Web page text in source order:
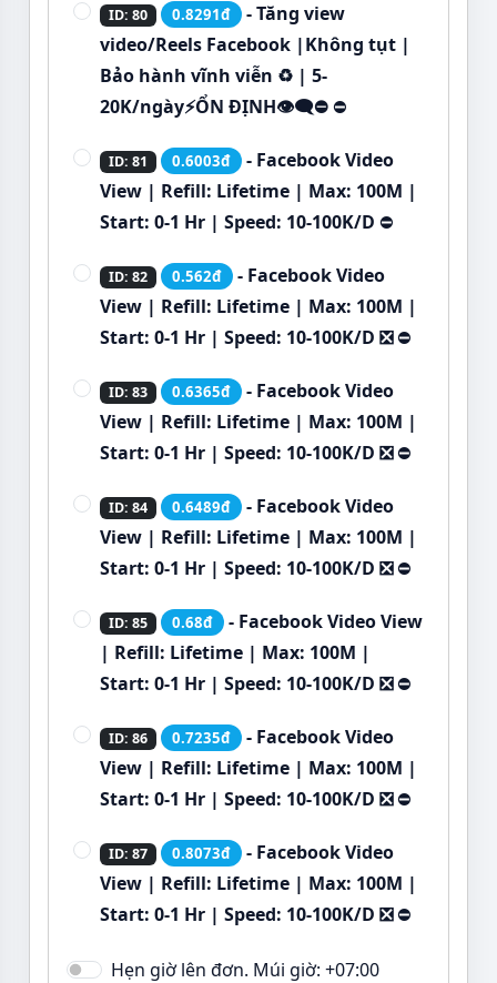
ID: 80 0.8291đ
- Tăng view
video/Reels Facebook |Không tụt |
Bảo hành vĩnh viễn ♻️ | 5-
20K/ngày⚡ỔN ĐỊNH👁‍🗨⛔⛔
ID: 81 0.6003đ
- Facebook Video
View | Refill: Lifetime | Max: 100M |
Start: 0-1 Hr | Speed: 10-100K/D ⛔
ID: 82 0.562đ
- Facebook Video
View | Refill: Lifetime | Max: 100M |
Start: 0-1 Hr | Speed: 10-100K/D ❎⛔
ID: 83 0.6365đ
- Facebook Video
View | Refill: Lifetime | Max: 100M |
Start: 0-1 Hr | Speed: 10-100K/D ❎⛔
ID: 84 0.6489đ
- Facebook Video
View | Refill: Lifetime | Max: 100M |
Start: 0-1 Hr | Speed: 10-100K/D ❎⛔
ID: 85 0.68đ
- Facebook Video View
| Refill: Lifetime | Max: 100M |
Start: 0-1 Hr | Speed: 10-100K/D ❎⛔
ID: 86 0.7235đ
- Facebook Video
View | Refill: Lifetime | Max: 100M |
Start: 0-1 Hr | Speed: 10-100K/D ❎⛔
ID: 87 0.8073đ
- Facebook Video
View | Refill: Lifetime | Max: 100M |
Start: 0-1 Hr | Speed: 10-100K/D ❎⛔
Hẹn giờ lên đơn. Múi giờ: +07:00